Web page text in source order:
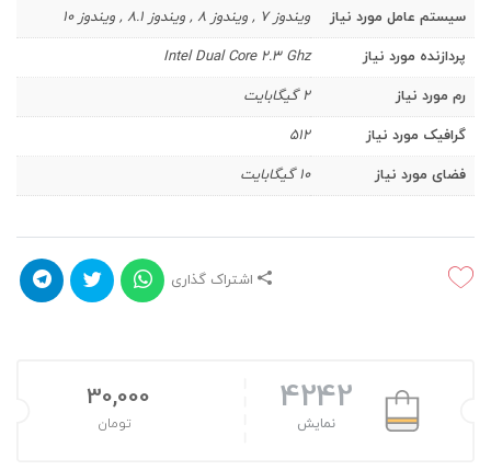
سیستم عامل مورد نیاز
ویندوز 7 , ویندوز 8 , ویندوز 8.1 , ویندوز 10
پردازنده مورد نیاز
Intel Dual Core 2.3 Ghz
رم مورد نیاز
2 گیگابایت
گرافیک مورد نیاز
512
فضای مورد نیاز
10 گیگابایت
اشتراک گذاری
4242
نمایش
30,000
تومان